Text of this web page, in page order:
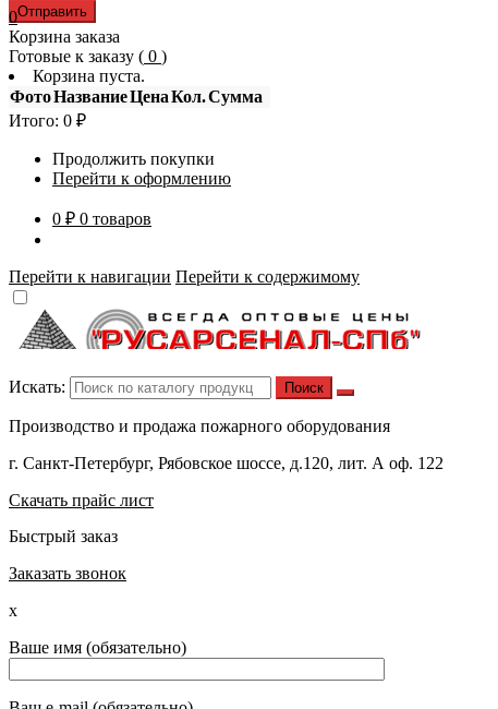
0
Корзина заказа
Готовые к заказу ( 0 )
Корзина пуста.
ФотоНазваниеЦенаКол.Сумма
Итого: 0 ₽
Продолжить покупки
Перейти к оформлению
0 ₽ 0 товаров
Перейти к навигации Перейти к содержимому
Искать:
Производство и продажа пожарного оборудования
г. Санкт-Петербург, Рябовское шоссе, д.120, лит. А оф. 122
Скачать прайс лист
Быстрый заказ
Заказать звонок
x
Ваше имя (обязательно)